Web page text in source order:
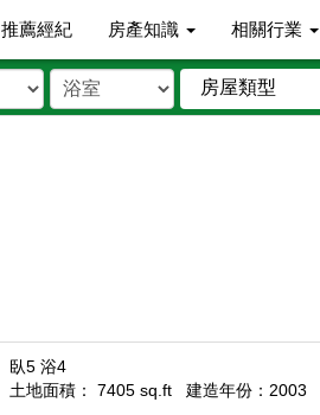
推薦經紀 房產知識 相關行業
房屋類型
臥5 浴4
土地面積： 7405 sq.ft
建造年份：2003